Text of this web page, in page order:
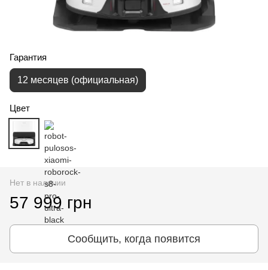
Гарантия
12 месяцев (официальная)
Цвет
Нет в наличии
57 999 грн
Сообщить, когда появится